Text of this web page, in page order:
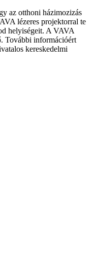
az otthoni házimozizás
lézeres projektorral te
helyiségeit. A VAVA
További információért
kereskedelmi